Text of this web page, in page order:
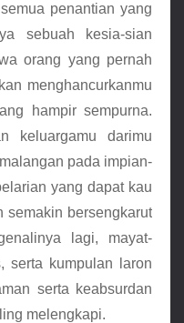
penantian yang
sebuah kesia-sian
orang yang pernah
menghancurkanmu
hampir sempurna.
keluargamu darimu
pada impian-
yang dapat kau
semakin bersengkarut
lagi, mayat-
serta kumpulan laron
serta keabsurdan
melengkapi.